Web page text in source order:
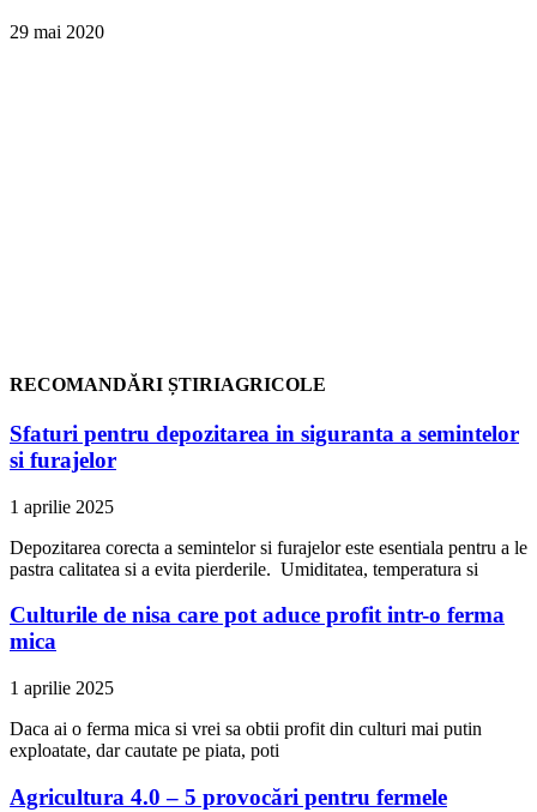
29 mai 2020
RECOMANDĂRI ȘTIRIAGRICOLE
Sfaturi pentru depozitarea in siguranta a semintelor
si furajelor
1 aprilie 2025
Depozitarea corecta a semintelor si furajelor este esentiala pentru a le
pastra calitatea si a evita pierderile. Umiditatea, temperatura si
Culturile de nisa care pot aduce profit intr-o ferma
mica
1 aprilie 2025
Daca ai o ferma mica si vrei sa obtii profit din culturi mai putin
exploatate, dar cautate pe piata, poti
Agricultura 4.0 – 5 provocări pentru fermele